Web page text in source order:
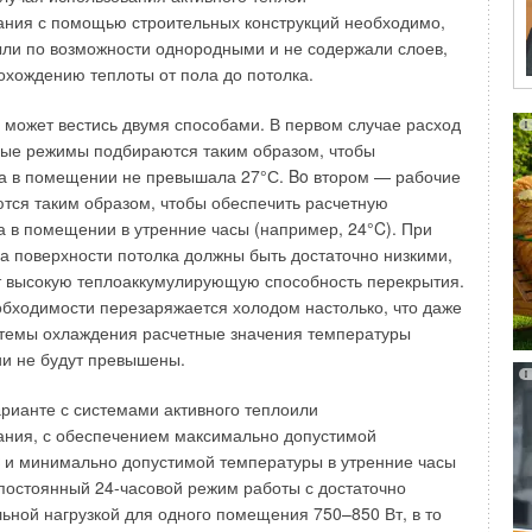
с помощью строительных конструкций необходимо,
по возможности однородными и не содержали слоев,
теплоты от пола до потолка.
может вестись двумя способами. В первом случае расход
режимы подбираются таким образом, чтобы
в помещении не превышала 27°С. Bo втором — рабочие
таким образом, чтобы обеспечить расчетную
в помещении в утренние часы (например, 24°C). При
поверхности потолка должны быть достаточно низкими,
высокую теплоаккумулирующую способность перекрытия.
перезаряжается холодом настолько, что даже
охлаждения расчетные значения температуры
не будут превышены.
с системами активного теплоили
с обеспечением максимально допустимой
минимально допустимой температуры в утренние часы
24-часовой режим работы с достаточно
нагрузкой для одного помещения 750–850 Вт, в то
степени очистки EU3, при скорости 3 м/с у карманного
30 равно 38 Па, у карманные укороченные типа FKU 60-
фильтра типа FK 60-30 равно 86 Па.
при производстве фильтров ПО «КОРФ»
изготовлен из оцинкованного стального листа
исполнении. Сменные фильтрующие вставки WFR
типа FKR изготавливаются из фильтрующих
очистки G3 (EU3), F5 (EU5), F7 (EU7) по ГОСТ 51251-99
укороченные вставки WFU к карманным
типа FKU изготавливаются из фильтрующих
G3 (EU3), а при специальном заказе из материала
с длиной кармана 210 мм.
«КОРФ» изготавливает высококачественное
Современные немецкие технологии
оборудование, наладка и тестирование рабочих
высокое качество производимой продукции. На
распространяется гарантия 2 года с момента
ROCKWOOL?
на нашем заводе в г. Железнодорожном
динамика развития выставки Mosbuild
Mosbuild Batimat отражает развитие производства
высокого качества и нас радует положительная
сегмента строительного сектора так же, как и
Batimat. С каждым годом участников выставки
увеличивается площадь стендов. Для всех, кто
Mosbuild Batimat — это событие. Посетители
со всей страны, чтобы посмотреть, что нового
ситуацию, сложившуюся в последние годы
материалов?
так, что растет доля производства и потребления